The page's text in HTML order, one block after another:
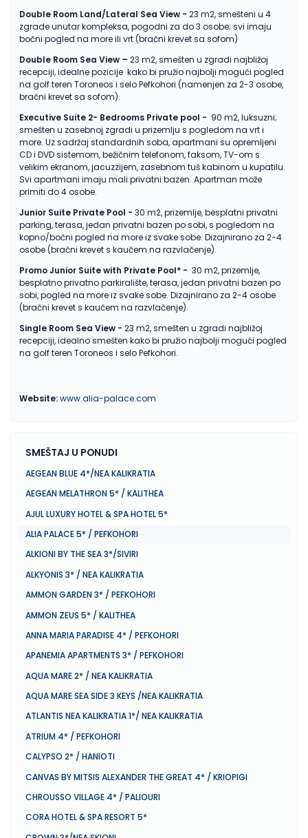
Double Room Land/Lateral Sea View - 23 m2, smešteni u 4
zgrade unutar kompleksa, pogodni za do 3 osobe; svi imaju
bočni pogled na more ili vrt (bračni krevet sa sofom)
Double Room Sea View – 23 m2, smešten u zgradi najbližoj
recepciji, idealne pozicije kako bi pružio najbolji mogući pogled
na golf teren Toroneos i selo Pefkohori (namenjen za 2-3 osobe,
bračni krevet sa sofom).
Executive Suite 2- Bedrooms Private pool - 90 m2, luksuzni;
smešten u zasebnoj zgradi u prizemlju s pogledom na vrt i
more. Uz sadržaj standardnih soba, apartmani su opremljeni
CD i DVD sistemom, bežičnim telefonom, faksom, TV-om s
velikim ekranom, jacuzzijem, zasebnom tuš kabinom u kupatilu.
Svi apartmani imaju mali privatni bazen. Apartman može
primiti do 4 osobe.
Junior Suite Private Pool - 30 m2, prizemlje, besplatni privatni
parking, terasa, jedan privatni bazen po sobi, s pogledom na
kopno/bočni pogled na more iz svake sobe. Dizajnirano za 2-4
osobe (bračni krevet s kaučem na razvlačenje).
Promo Junior Suite with Private Pool* - 30 m2, prizemlje,
besplatno privatno parkiralište, terasa, jedan privatni bazen po
sobi, pogled na more iz svake sobe. Dizajnirano za 2-4 osobe
(bračni krevet s kaučem na razvlačenje).
Single Room Sea View - 23 m2, smešten u zgradi najbližoj
recepciji, idealno smešten kako bi pružio najbolji mogući pogled
na golf teren Toroneos i selo Pefkohori.
Website:www.alia-palace.com
SMEŠTAJ U PONUDI
AEGEAN BLUE 4*/NEA KALIKRATIA
AEGEAN MELATHRON 5* / KALITHEA
AJUL LUXURY HOTEL & SPA HOTEL 5*
ALIA PALACE 5* / PEFKOHORI
ALKIONI BY THE SEA 3*/SIVIRI
ALKYONIS 3* / NEA KALIKRATIA
AMMON GARDEN 3* / PEFKOHORI
AMMON ZEUS 5* / KALITHEA
ANNA MARIA PARADISE 4* / PEFKOHORI
APANEMIA APARTMENTS 3* / PEFKOHORI
AQUA MARE 2* / NEA KALIKRATIA
AQUA MARE SEA SIDE 3 KEYS /NEA KALIKRATIA
ATLANTIS NEA KALIKRATIA 1*/ NEA KALIKRATIA
ATRIUM 4* / PEFKOHORI
CALYPSO 2* / HANIOTI
CANVAS BY MITSIS ALEXANDER THE GREAT 4* / KRIOPIGI
CHROUSSO VILLAGE 4* / PALIOURI
CORA HOTEL & SPA RESORT 5*